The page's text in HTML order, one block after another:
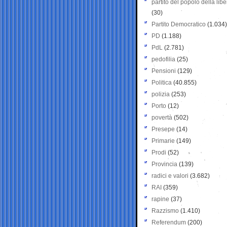
partito del popolo della
(30)
Partito Democratico (1.034)
PD (1.188)
PdL (2.781)
pedofilia (25)
Pensioni (129)
Politica (40.855)
polizia (253)
Porto (12)
povertà (502)
Presepe (14)
Primarie (149)
Prodi (52)
Provincia (139)
radici e valori (3.682)
RAI (359)
rapine (37)
Razzismo (1.410)
Referendum (200)